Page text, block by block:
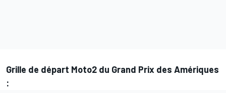
Grille de départ Moto2 du Grand Prix des Amériques
: